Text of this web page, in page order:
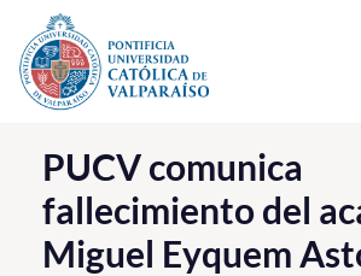
Click acá para ir directamente al contenido
La Universidad
Investigación, Creación e Innovación
PUCV Internacional
PUCV comunica
fallecimiento del
Miguel Eyquem